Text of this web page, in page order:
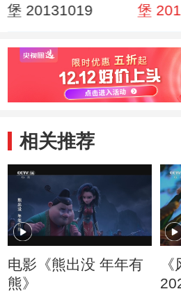
堡 20131019
堡
相关推荐
电影《熊出没 年年有
熊》